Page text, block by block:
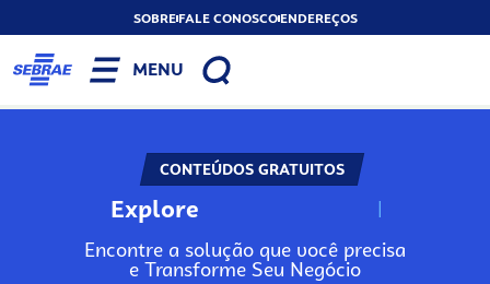
SOBREFALE CONOSCOENDEREÇOS
MENU
CONTEÚDOS GRATUITOS
Explore N
Encontre a solução que você precisa
e Transforme Seu Negócio